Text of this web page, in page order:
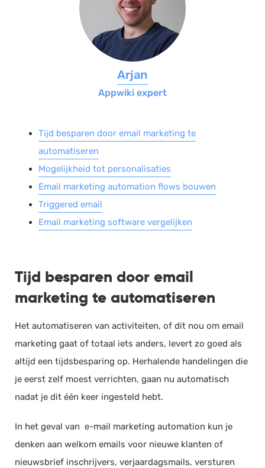
Arjan
Appwiki expert
Tijd besparen door email marketing te
automatiseren
Mogelijkheid tot personalisaties
Email marketing automation flows bouwen
Triggered email
Email marketing software vergelijken
Tijd besparen door email
marketing te automatiseren
Het automatiseren van activiteiten, of dit nou om email
marketing gaat of totaal iets anders, levert zo goed als
altijd een tijdsbesparing op. Herhalende handelingen die
je eerst zelf moest verrichten, gaan nu automatisch
nadat je dit één keer ingesteld hebt.
In het geval van e-mail marketing automation kun je
denken aan welkom emails voor nieuwe klanten of
nieuwsbrief inschrijvers, verjaardagsmails, versturen